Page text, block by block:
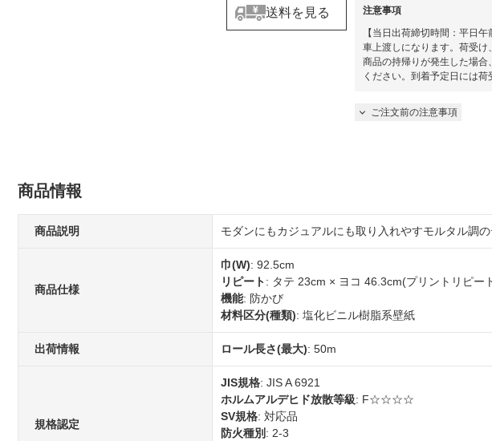
注意事項
【当日出荷締切時間：平日
車上渡しになります。荷受
商品の持帰りが発生した場
ください。到着予定日には荷
ご注文前の注意事項
送料を見る
商品情報
商品説明 モダンにもカジュアルにも取り入れやすモルタル調
商品仕様
巾(W): 92.5cm
リピート: タテ 23cm × ヨコ 46.3cm(プリントリピー
機能: 防かび
材料区分(種類): 塩化ビニル樹脂系壁紙
出荷情報 ロール長さ(最大): 50m
規格認定
JIS規格: JIS A 6921
ホルムアルデヒド放散等級: F☆☆☆☆
SV規格: 対応品
防火種別 : 2-3